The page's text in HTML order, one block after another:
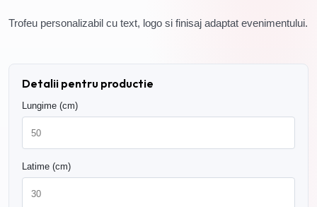
Trofeu personalizabil cu text, logo si finisaj adaptat evenimentului.
Detalii pentru productie
Lungime (cm)
Latime (cm)